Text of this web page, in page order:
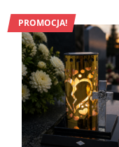
PROMOCJA!